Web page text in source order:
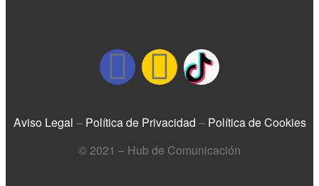
Aviso Legal – Política de Privacidad – Política de Cookies
© 2021 – Hub de Comunicación